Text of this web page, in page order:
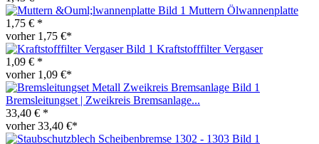
Muttern Ölwannenplatte
1,75 € *
vorher 1,75 €*
Kraftstofffilter Vergaser
1,09 € *
vorher 1,09 €*
Bremsleitungset | Zweikreis Bremsanlage...
33,40 € *
vorher 33,40 €*